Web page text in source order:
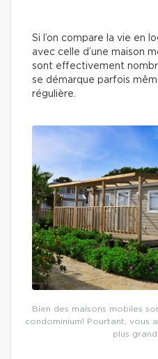
Si l’on compare la vie en
avec celle d’une maison
sont effectivement
se démarque parfois
régulière.
Bien des maisons mobiles
condominium! Pourtant, vous
plus